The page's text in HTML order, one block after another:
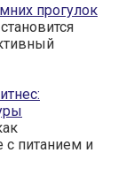
прогулок
с питанием и